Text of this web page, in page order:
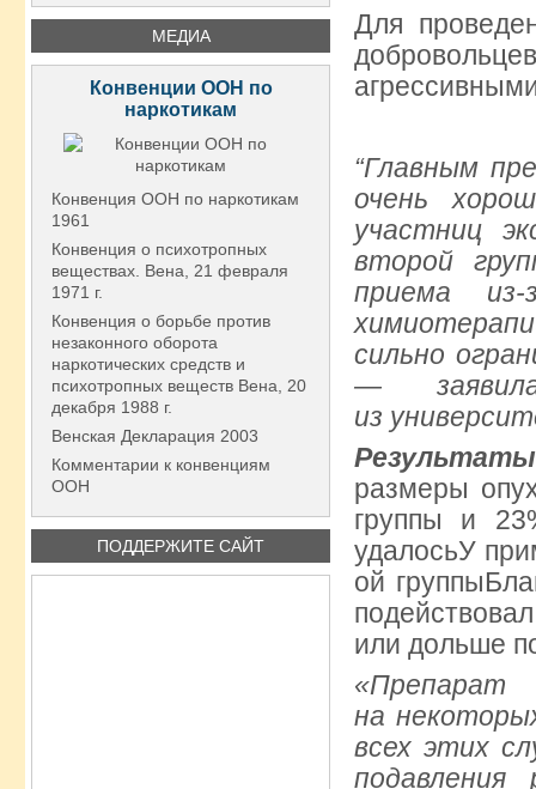
МЕДИА
Конвенции ООН по
наркотикам
Конвенция ООН по наркотикам
1961
Конвенция о психотропных
веществах. Вена, 21 февраля
1971 г.
Конвенция о борьбе против
незаконного оборота
наркотических средств и
психотропных веществ Вена, 20
декабря 1988 г.
Венская Декларация 2003
Комментарии к конвенциям
ООН
ПОДДЕРЖИТЕ САЙТ
Для
“Главным
очень
участниц
второй
приема
сильно
—
из
размеры
группы и
удалосьУ
ой
или дольше
на
всех этих